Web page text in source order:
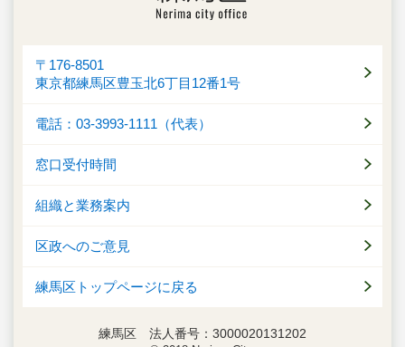
〒176-8501
東京都練馬区豊玉北6丁目12番1号
電話：03-3993-1111（代表）
窓口受付時間
組織と業務案内
区政へのご意見
練馬区トップページに戻る
練馬区 法人番号：3000020131202